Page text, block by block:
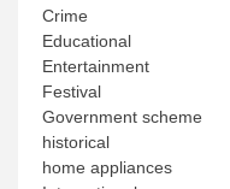
Crime
Educational
Entertainment
Festival
Government scheme
historical
home appliances